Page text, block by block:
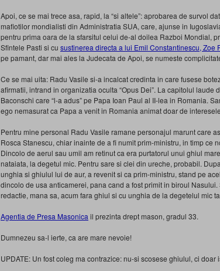
Apoi, ce se mai trece asa, rapid, la “si altele”: aprobarea de survol
mafiotilor mondialisti din Administratia SUA, care, ajunse in
pentru prima oara de la sfarsitul celui de-al doilea Razboi Mondial,
Sfintele Pasti si cu sustinerea directa a lui Emil Constantinescu, Zoe
pe pamant, dar mai ales la Judecata de Apoi, se numeste
Ce se mai uita: Radu Vasile si-a incalcat credinta in care fusese
afirmatii, intrand in organizatia oculta “Opus Dei”. La capitolul laude
Baconschi care “l-a adus” pe Papa Ioan Paul al II-lea in Romania.
ego nemasurat ca Papa a venit in Romania animat doar de
Pentru mine personal Radu Vasile ramane personajul marunt care
Rosca Stanescu, chiar inainte de a fi numit prim-ministru, in timp ce
Dincolo de aerul sau umil am retinut ca era purtatorul unui ghiul
nataiata, la degetul mic. Pentru sare si clei din ureche, probabil.
unghia si ghiulul lui de aur, a revenit si ca prim-ministru, stand pe
dincolo de usa anticamerei, pana cand a fost primit in biroul
redactie, mana sa, acum fara ghiul si cu unghia de la degetelul mic
Agentia de Presa Masonica il prezinta drept mason, gradul 33.
Dumnezeu sa-l ierte, ca are mare nevoie!
UPDATE: Un fost coleg ma contrazice: nu-si scosese ghiulul, ci doar